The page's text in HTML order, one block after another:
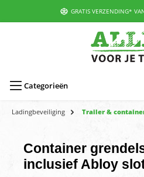
GRATIS VERZENDING*
Categorieën
Ladingbeveiliging Trailer &
Container
inclusief Abloy